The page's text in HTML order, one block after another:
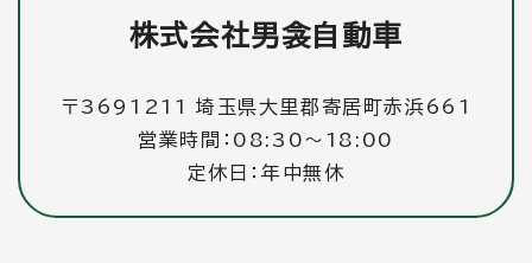
株式会社男衾自動車
〒3691211 埼玉県大里郡寄居町赤浜661
営業時間：08:30〜18:00
定休日：年中無休